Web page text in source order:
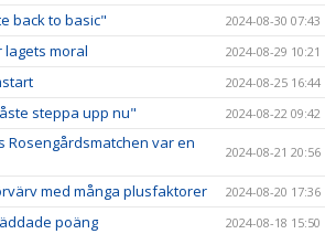
back to basic" 2024-08-30 07:43
lagets moral 2024-08-29 10:21
2024-08-25 16:44
steppa upp nu" 2024-08-22 09:42
Rosengårdsmatchen var en
2024-08-21 20:56
med många plusfaktorer 2024-08-20 17:36
poäng 2024-08-18 15:50